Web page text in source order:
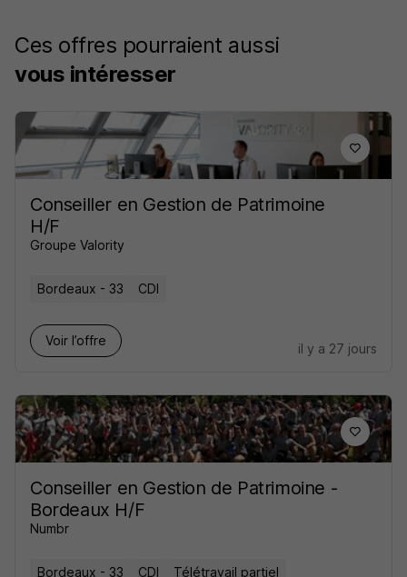
Ces offres pourraient aussi
vous intéresser
Conseiller en Gestion de Patrimoine
H/F
Groupe Valority
Bordeaux - 33 CDI
Voir l’offre
il y a 27 jours
Conseiller en Gestion de Patrimoine -
Bordeaux H/F
Numbr
Bordeaux - 33 CDI Télétravail partiel